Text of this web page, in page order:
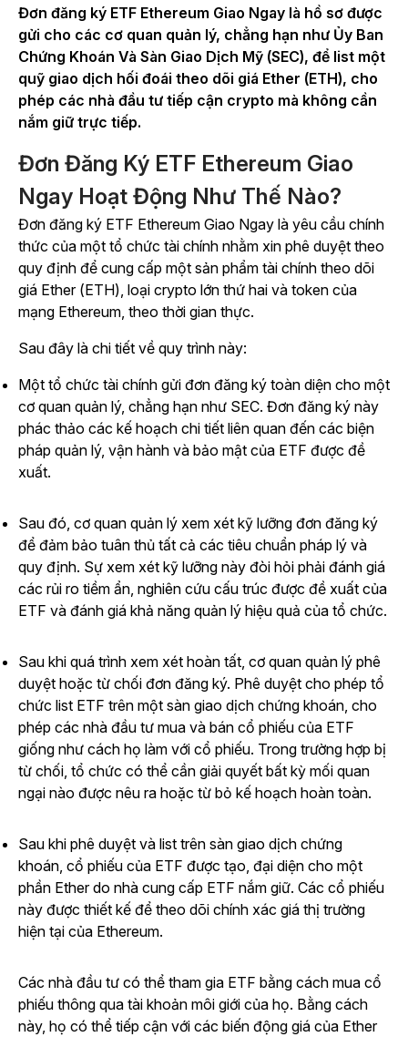
Đơn đăng ký ETF Ethereum Giao Ngay là hồ sơ được
gửi cho các cơ quan quản lý, chẳng hạn như Ủy Ban
Chứng Khoán Và Sàn Giao Dịch Mỹ (SEC), để list một
quỹ giao dịch hối đoái theo dõi giá Ether (ETH), cho
phép các nhà đầu tư tiếp cận crypto mà không cần
nắm giữ trực tiếp.
Đơn Đăng Ký ETF Ethereum Giao
Ngay Hoạt Động Như Thế Nào?
Đơn đăng ký ETF Ethereum Giao Ngay là yêu cầu chính
thức của một tổ chức tài chính nhằm xin phê duyệt theo
quy định để cung cấp một sản phẩm tài chính theo dõi
giá Ether (ETH), loại crypto lớn thứ hai và token của
mạng Ethereum, theo thời gian thực.
Sau đây là chi tiết về quy trình này:
Một tổ chức tài chính gửi đơn đăng ký toàn diện cho một
cơ quan quản lý, chẳng hạn như SEC. Đơn đăng ký này
phác thảo các kế hoạch chi tiết liên quan đến các biện
pháp quản lý, vận hành và bảo mật của ETF được đề
xuất.
Sau đó, cơ quan quản lý xem xét kỹ lưỡng đơn đăng ký
để đảm bảo tuân thủ tất cả các tiêu chuẩn pháp lý và
quy định. Sự xem xét kỹ lưỡng này đòi hỏi phải đánh giá
các rủi ro tiềm ẩn, nghiên cứu cấu trúc được đề xuất của
ETF và đánh giá khả năng quản lý hiệu quả của tổ chức.
Sau khi quá trình xem xét hoàn tất, cơ quan quản lý phê
duyệt hoặc từ chối đơn đăng ký. Phê duyệt cho phép tổ
chức list ETF trên một sàn giao dịch chứng khoán, cho
phép các nhà đầu tư mua và bán cổ phiếu của ETF
giống như cách họ làm với cổ phiếu. Trong trường hợp bị
từ chối, tổ chức có thể cần giải quyết bất kỳ mối quan
ngại nào được nêu ra hoặc từ bỏ kế hoạch hoàn toàn.
Sau khi phê duyệt và list trên sàn giao dịch chứng
khoán, cổ phiếu của ETF được tạo, đại diện cho một
phần Ether do nhà cung cấp ETF nắm giữ. Các cổ phiếu
này được thiết kế để theo dõi chính xác giá thị trường
hiện tại của Ethereum.
Các nhà đầu tư có thể tham gia ETF bằng cách mua cổ
phiếu thông qua tài khoản môi giới của họ. Bằng cách
này, họ có thể tiếp cận với các biến động giá của Ether